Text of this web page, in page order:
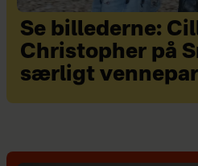
Se billederne:
Christopher på
særligt vennepar